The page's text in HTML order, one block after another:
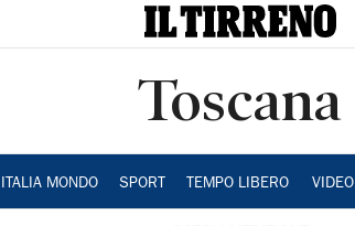
Toscana
ITALIA MONDO SPORT TEMPO LIBERO VIDEO